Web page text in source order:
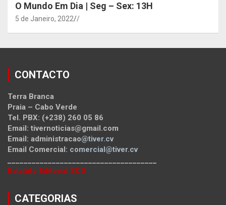
O Mundo Em Dia | Seg – Sex: 13H
5 de Janeiro, 2022 /
CONTACTO
Terra Branca
Praia – Cabo Verde
Tel. PBX: (+238) 260 05 86
Email: tivernoticias@gmail.com
Email: administracao@tiver.cv
Email Comercial: comercial@tiver.cv
Estatuto Editorial SCD
CATEGORIAS